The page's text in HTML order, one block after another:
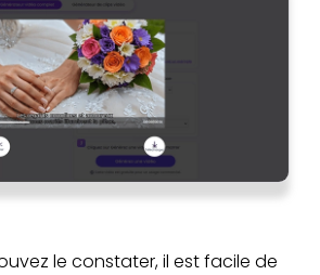
le constater, il est facile de